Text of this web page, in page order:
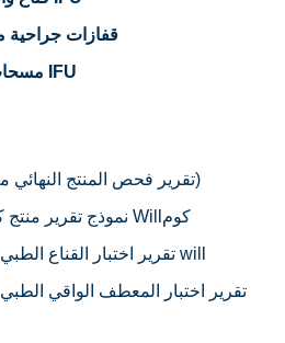
قفازات جراحية
مسحات شاش من ويلكيم IFU
تقرير فحص المنتج النهائي من ويلكم (طقم بديل)
نموذج تقرير منتج كرة قطنية طبية من Willكوم
تقرير اختبار القناع الطبي القابل للتصرف من will
تقرير اختبار المعطف الواقي